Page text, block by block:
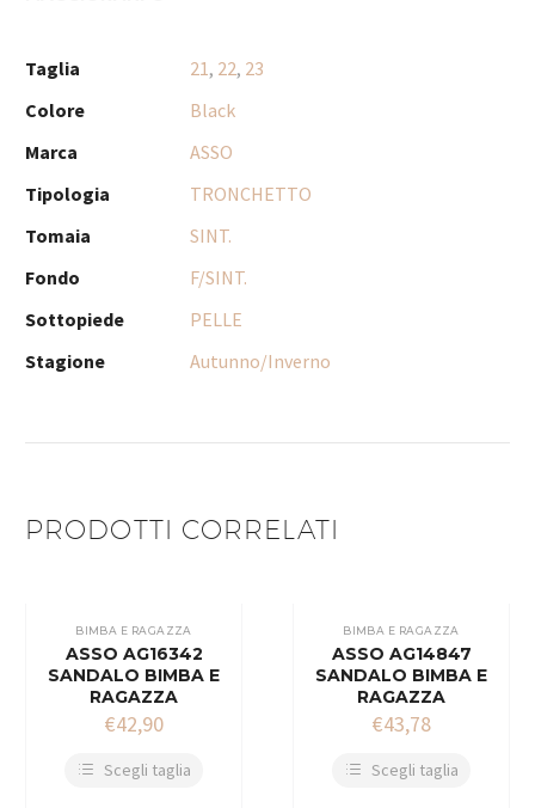
Taglia 21, 22, 23
Colore
Black
Marca
ASSO
Tipologia
TRONCHETTO
Tomaia
SINT.
Fondo
F/SINT.
Sottopiede
PELLE
Stagione
Autunno/Inverno
PRODOTTI CORRELATI
BIMBA E RAGAZZA
ASSO AG16342
SANDALO BIMBA E
RAGAZZA
€42,90
Scegli taglia
BIMBA E RAGAZZA
ASSO AG14847
SANDALO BIMBA E
RAGAZZA
€43,78
Scegli taglia